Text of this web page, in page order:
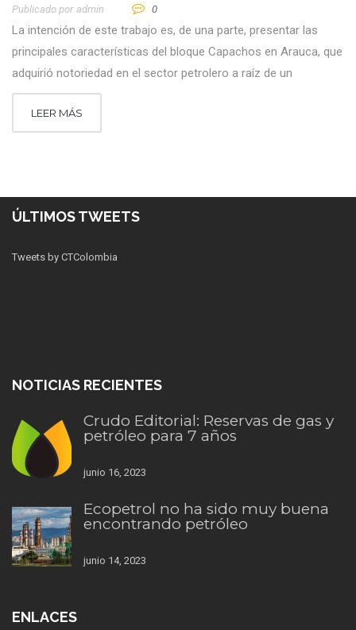
Publicado por Admin 0
La intención de este trabajo es, de una parte, presentar las
principales características del bloque Capachos en Arauca, que
adquirió notoriedad en el sector petrolero a raíz de un
LEER MÁS
ÚLTIMOS TWEETS
Tweets by CTColombia
NOTICIAS RECIENTES
Crudo Editorial: Reservas de gas y
petróleo para 7 años
junio 16, 2023
Ecopetrol no ha sido muy buena
encontrando petróleo
junio 14, 2023
ENLACES